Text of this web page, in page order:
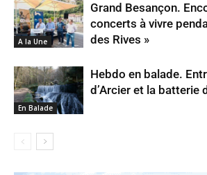
A la Une
Grand Besançon.
concerts à vivre
des Rives »
En Balade
Hebdo en balade.
d’Arcier et la batterie